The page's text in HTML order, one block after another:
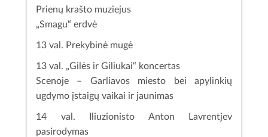
Prienų krašto muziejus
„Smagu“ erdvė
13 val. Prekybinė mugė
13 val. „Gilės ir Giliukai“ koncertas
Scenoje – Garliavos miesto bei apylinkių
ugdymo įstaigų vaikai ir jaunimas
14 val. Iliuzionisto Anton Lavrentjev
pasirodymas